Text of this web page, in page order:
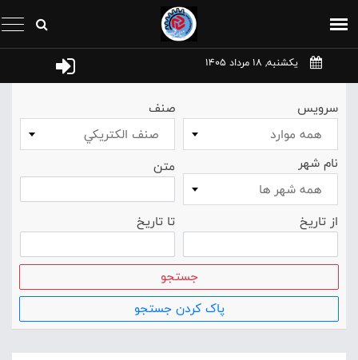
یکشنبه, 18 مرداد 1405
سرویس
همه موارد
صنف
صنف الکتريکي
نام شهر
همه شهر ها
متن
از تاریخ تا تاریخ
جستجو
پاک کردن جستجو